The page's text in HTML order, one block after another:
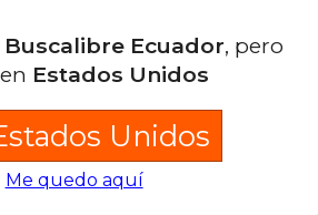
Buscalibre Ecuador, pero
Estados Unidos
Unidos
Me quedo aquí